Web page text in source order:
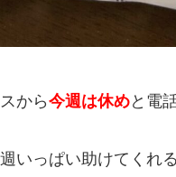
から今週は休めと電
いっぱい助けてくれ